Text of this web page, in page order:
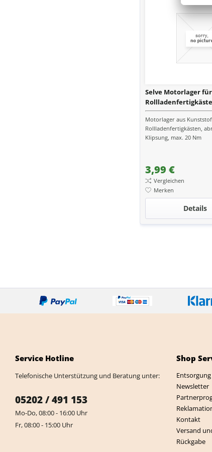
Selve Motorlager für
Motorlager aus
Rollladenfertigkästen,
Klipsung, max. 20 Nm
3,99 €
Vergleichen
Merken
Details
Service Hotline
Telefonische Unterstützung und Beratung unter:
05202 / 491 153
Mo-Do, 08:00 - 16:00 Uhr
Fr, 08:00 - 15:00 Uhr
Shop
Newsletter
Kontakt
Versand
Rückgabe